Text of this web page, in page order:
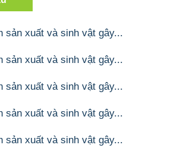
sản xuất và sinh vật gây...
sản xuất và sinh vật gây...
sản xuất và sinh vật gây...
sản xuất và sinh vật gây...
sản xuất và sinh vật gây...